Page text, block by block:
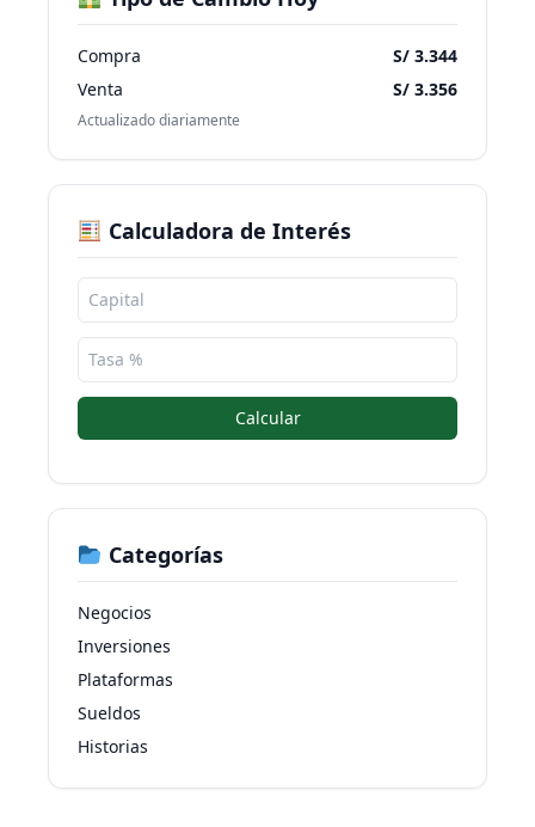
Compra
S/ 3.344
Venta
S/ 3.356
Actualizado diariamente
Calculadora de Interés
Calcular
Categorías
Negocios
Inversiones
Plataformas
Sueldos
Historias